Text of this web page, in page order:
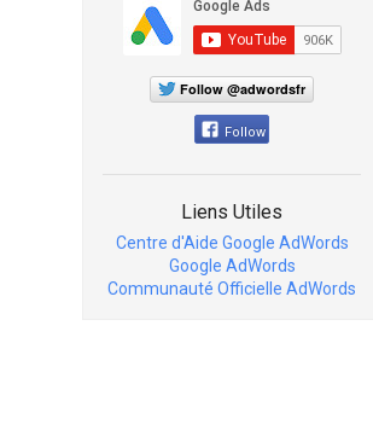
Follow @adwordsfr
Follow
Liens Utiles
Centre d'Aide Google AdWords
Google AdWords
Communauté Officielle AdWords